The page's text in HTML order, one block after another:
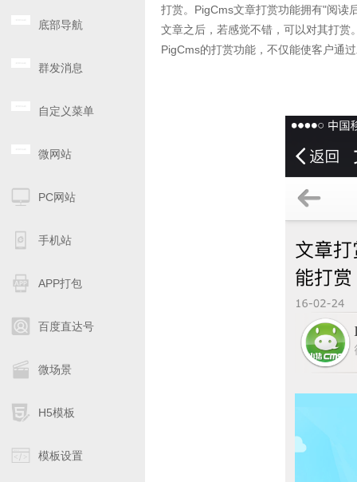
底部导航
群发消息
自定义菜单
微网站
PC网站
手机站
APP打包
百度直达号
微场景
H5模板
模板设置
打赏。PigCms文章打赏功能拥有"阅读
文章之后，若感觉不错，可以对其打
PigCms的打赏功能，不仅能使客户通